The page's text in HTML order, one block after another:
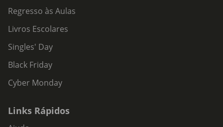
Regresso às Aulas
Livros Escolares
Singles' Day
Black Friday
Cyber Monday
Links Rápidos